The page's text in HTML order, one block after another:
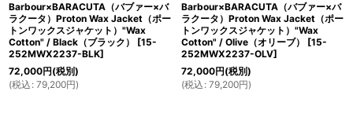
Barbour×BARACUTA（バブァー×バ
ラクータ）Proton Wax Jacket（ポー
トンワックスジャケット）"Wax
Cotton" / Black（ブラック）
[15-
252MWX2237-BLK]
72,000円(税別)
(税込 : 79,200円)
Barbour×BARACUTA（バブァー×バ
ラクータ）Proton Wax Jacket（ポー
トンワックスジャケット）"Wax
Cotton" / Olive（オリーブ）
[15-
252MWX2237-OLV]
72,000円(税別)
(税込 : 79,200円)